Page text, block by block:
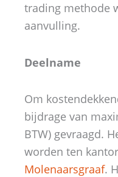
trading methode
aanvulling.
Deelname
Om
bijdrage van
BTW) gevraagd.
worden ten
Molenaarsgraaf.